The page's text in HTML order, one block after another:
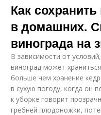
Как
в домашних.
винограда на
В зависимости от
виноград может
больше чем хранение
в сухую погоду, когда он
к уборке говорит
гребней плодоножки,